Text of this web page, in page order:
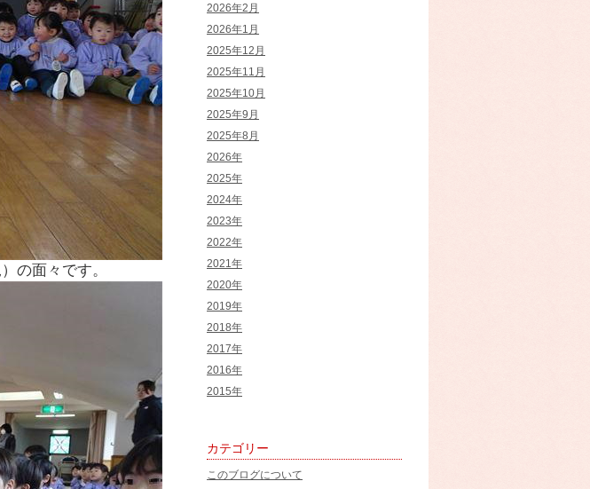
の面々です。
2026年2月
2026年1月
2025年12月
2025年11月
2025年10月
2025年9月
2025年8月
2026年
2025年
2024年
2023年
2022年
2021年
2020年
2019年
2018年
2017年
2016年
2015年
カテゴリー
このブログについて